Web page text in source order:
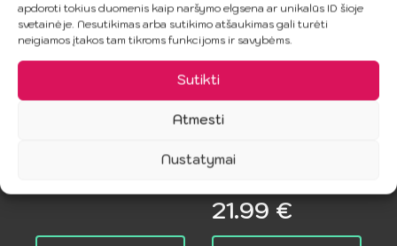
apdoroti tokius duomenis kaip naršymo elgsena ar unikalūs ID šioje
svetainėje. Nesutikimas arba sutikimo atšaukimas gali turėti
neigiamos įtakos tam tikroms funkcijoms ir savybėms.
Sutikti
Atmesti
Nustatymai
SUBBLIME –
rankovėm bodis
SUBBLIME
BODIES –
Juodas
Seksualus
Rankovėmis
21.99 €